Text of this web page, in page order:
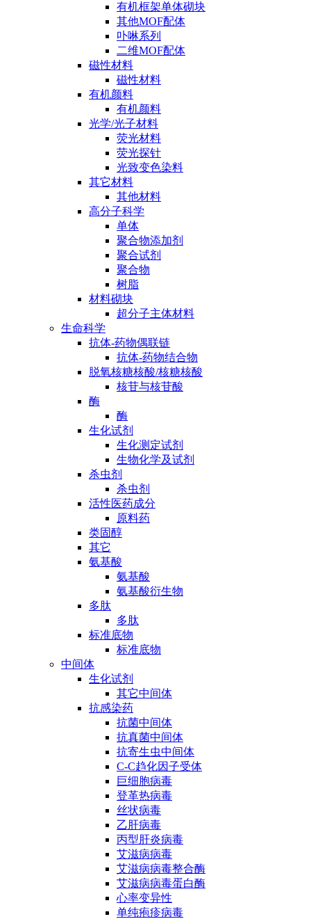
有机框架单体砌块
其他MOF配体
卟啉系列
二维MOF配体
磁性材料
磁性材料
有机颜料
有机颜料
光学/光子材料
荧光材料
荧光探针
光致变色染料
其它材料
其他材料
高分子科学
单体
聚合物添加剂
聚合试剂
聚合物
树脂
材料砌块
超分子主体材料
生命科学
抗体-药物偶联链
抗体-药物结合物
脱氧核糖核酸/核糖核酸
核苷与核苷酸
酶
酶
生化试剂
生化测定试剂
生物化学及试剂
杀虫剂
杀虫剂
活性医药成分
原料药
类固醇
其它
氨基酸
氨基酸
氨基酸衍生物
多肽
多肽
标准底物
标准底物
中间体
生化试剂
其它中间体
抗感染药
抗菌中间体
抗真菌中间体
抗寄生虫中间体
C-C趋化因子受体
巨细胞病毒
登革热病毒
丝状病毒
乙肝病毒
丙型肝炎病毒
艾滋病病毒
艾滋病病毒整合酶
艾滋病病毒蛋白酶
心率变异性
单纯疱疹病毒